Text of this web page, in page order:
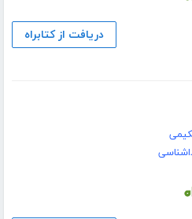
دریافت از کتابراه